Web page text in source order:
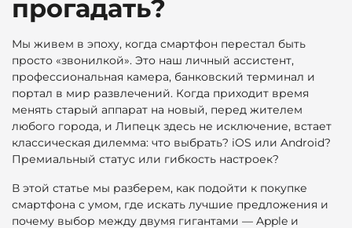
прогадать?
Мы живем в эпоху, когда смартфон перестал быть
просто «звонилкой». Это наш личный ассистент,
профессиональная камера, банковский терминал и
портал в мир развлечений. Когда приходит время
менять старый аппарат на новый, перед жителем
любого города, и Липецк здесь не исключение, встает
классическая дилемма: что выбрать? iOS или Android?
Премиальный статус или гибкость настроек?
В этой статье мы разберем, как подойти к покупке
смартфона с умом, где искать лучшие предложения и
почему выбор между двумя гигантами — Apple и